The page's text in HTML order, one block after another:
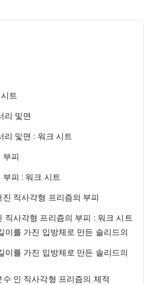
트
리 및면
리 및면 : 워크 시트
부피
피 : 워크 시트
직사각형 프리즘의 부피
직사각형 프리즘의 부피 : 워크 시트
이를 가진 입방체로 만든 솔리드의
이를 가진 입방체로 만든 솔리드의
인 직사각형 프리즘의 체적